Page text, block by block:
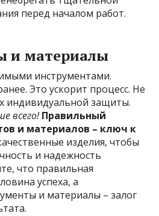
перед началом работ.
и материалы
инструментами.
Это ускорит процесс. Не
индивидуальной защиты.
всего! Правильный
и материалов – ключ к
изделия, чтобы
и надежность
что правильная
успеха, а
и материалы – залог